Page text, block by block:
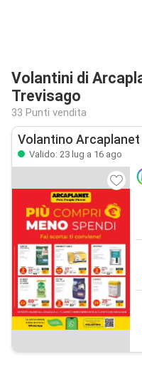
Volantini di
Trevisago
33 Punti vendita
Volantino Arcaplanet
Valido: 23 lug a 16 ago